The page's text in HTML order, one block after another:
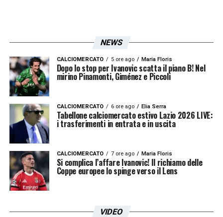
pic.twitter.com/2DAEHJlVHp
— Gianluca Di Marzio (@DiMarzio)January 8, 2026
LEGGI ANCHE:Conferenza stampa Lotito:
«Ho inviato una lettera alla Lega! Questo è
il nostro obiettivo»
LA PLAYLIST DELLE NOSTRE TOP NEWS
NEWS
CALCIOMERCATO 5 ore ago Maria Floris
Dopo lo stop per Ivanovic scatta il piano B! Nel
mirino Pinamonti, Giménez e Piccoli
CALCIOMERCATO 6 ore ago Elia Serra
Tabellone calciomercato estivo Lazio 2026 LIVE:
i trasferimenti in entrata e in uscita
CALCIOMERCATO 7 ore ago Maria Floris
Si complica l’affare Ivanovic! Il richiamo delle
Coppe europee lo spinge verso il Lens
VIDEO